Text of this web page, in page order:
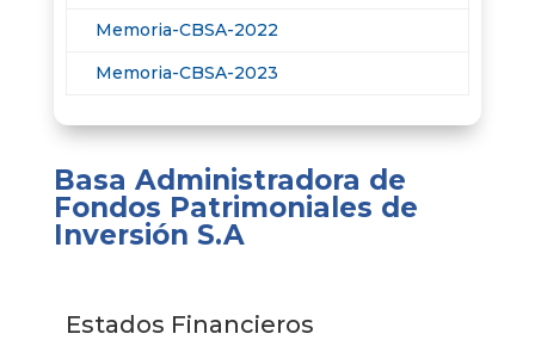
Memoria-CBSA-2022
Memoria-CBSA-2023
Basa Administradora de
Fondos Patrimoniales de
Inversión S.A
Estados Financieros